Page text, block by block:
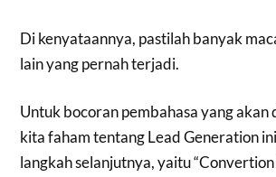
Di kenyataannya, pastilah banyak
lain yang pernah terjadi.
Untuk bocoran pembahasa yang akan
kita faham tentang Lead Generation
langkah selanjutnya, yaitu